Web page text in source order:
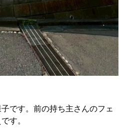
です。前の持ち主さんのフェ
す。